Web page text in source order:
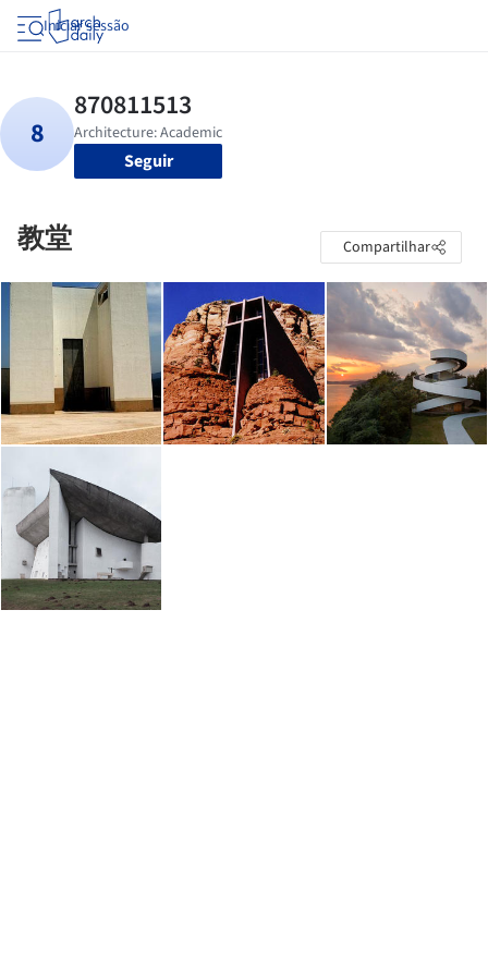
Iniciar sessão
Seguir
教堂 Compartilhar